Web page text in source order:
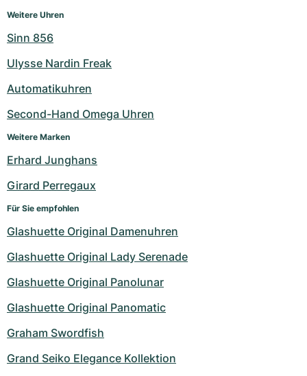
Weitere Uhren
Sinn 856
Ulysse Nardin Freak
Automatikuhren
Second-Hand Omega Uhren
Weitere Marken
Erhard Junghans
Girard Perregaux
Für Sie empfohlen
Glashuette Original Damenuhren
Glashuette Original Lady Serenade
Glashuette Original Panolunar
Glashuette Original Panomatic
Graham Swordfish
Grand Seiko Elegance Kollektion